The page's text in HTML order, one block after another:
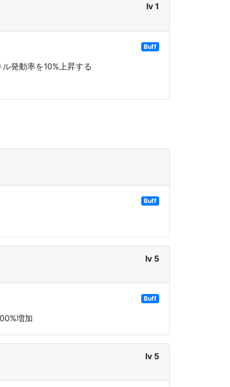
lv 1
Buff
発動率を10%上昇する
Buff
lv 5
Buff
増加
lv 5